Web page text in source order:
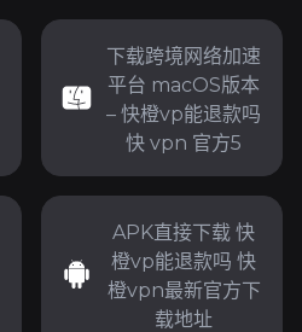
下载跨境网络加速
平台 macOS版本
– 快橙vp能退款吗
快 vpn 官方5
APK直接下载 快
橙vp能退款吗 快
橙vpn最新官方下
载地址